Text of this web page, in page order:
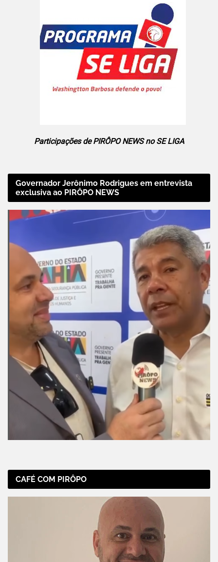
Participações de PIRÔPO NEWS no SE LIGA
Governador Jerônimo Rodrigues em entrevista
exclusiva ao PIRÔPO NEWS
CAFÉ COM PIRÔPO